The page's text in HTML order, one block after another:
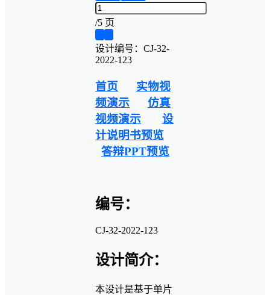
/5 页
设计编号：CJ-32-
2022-123
首页
实物视
频演示
仿真
视频演示
设
计说明书预览
答辩PPT预览
编号：
CJ-32-2022-123
设计简介：
本设计是基于单片